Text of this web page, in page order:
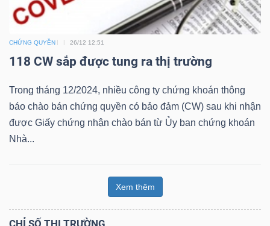
CHỨNG QUYỀN 26/12 12:51
118 CW sắp được tung ra thị trường
Trong tháng 12/2024, nhiều công ty chứng khoán thông
báo chào bán chứng quyền có bảo đảm (CW) sau khi nhận
được Giấy chứng nhận chào bán từ Ủy ban chứng khoán
Nhà...
Xem thêm
CHỈ SỐ THỊ TRƯỜNG
Dịch
(-)
Đào
tạo
chính